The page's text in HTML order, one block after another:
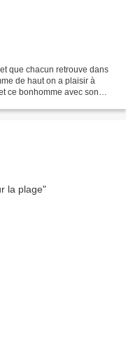
que chacun retrouve dans
de haut on a plaisir à
ce bonhomme avec son